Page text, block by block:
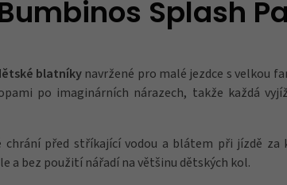
Splash
blatníky navržené pro malé jezdce s velkou
po imaginárních nárazech, takže každá
chrání před stříkající vodou a blátem při jízdě za
a bez použití nářadí na většinu dětských kol.